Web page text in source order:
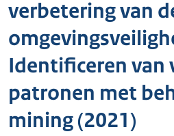
verbetering van
Identificeren van
patronen met
mining (2021)